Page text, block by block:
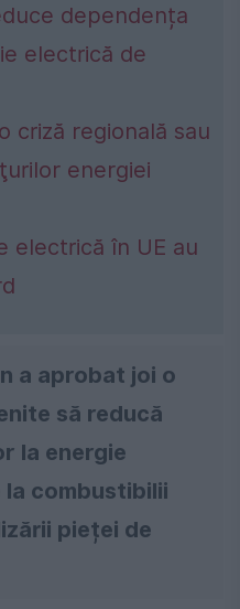
dependența
electrică de
criză regională sau
energiei
electrică în UE au
a aprobat joi o
să reducă
la energie
combustibilii
pieței de